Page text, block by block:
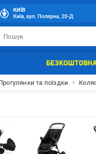
КИЇВ
Київ, вул. Полярна, 20-Д
та поїздки